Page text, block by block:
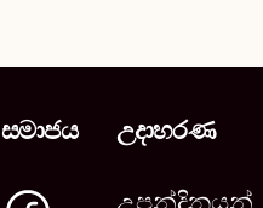
සමාජය උදාහරණ